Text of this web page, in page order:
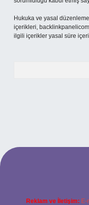
Hukuka ve yasal
içerikleri,
ilgili içerikler yasal süre
ilbet yeni giriş adresi
Reklam ve İletişim: E-